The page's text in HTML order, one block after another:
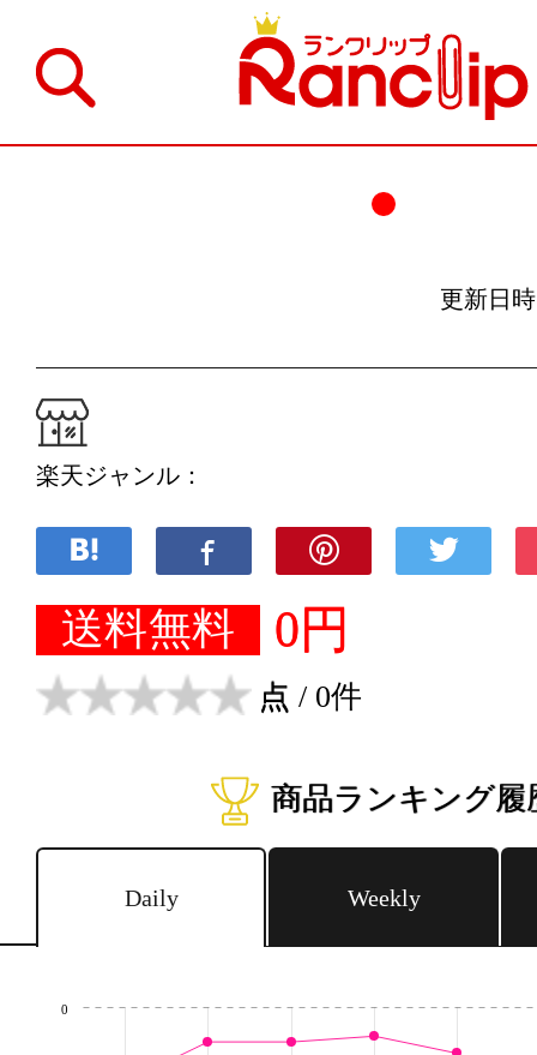
更新日
楽天ジャンル：
送料無料 0円
点 / 0件
商品ランキング履
Daily Weekly
0